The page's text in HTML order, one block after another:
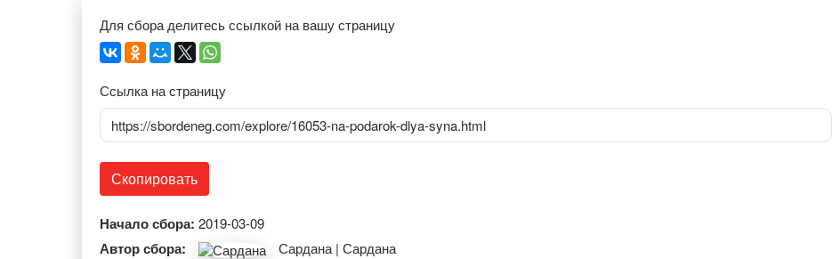
Для сбора делитесь ссылкой на вашу страницу
Ссылка на страницу
https://sbordeneg.com/explore/16053-na-podarok-dlya-syna.html
Скопировать
Начало сбора: 2019-03-09
Автор сбора: Сардана | Сардана